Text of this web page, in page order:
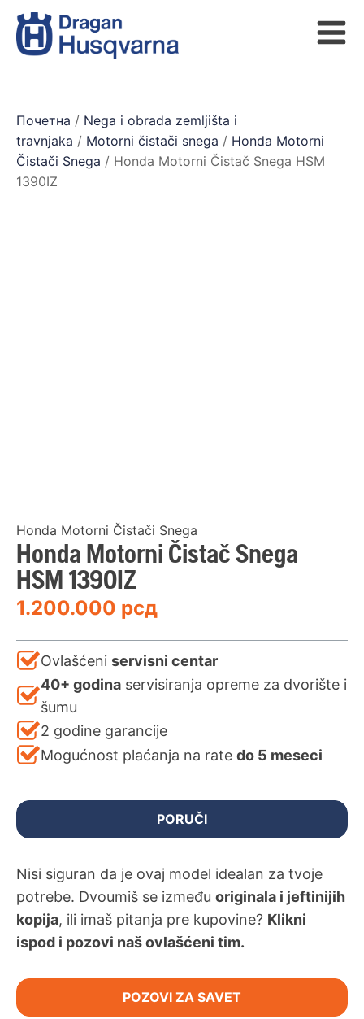
Почетна / Nega i obrada zemljišta i
travnjaka / Motorni čistači snega / Honda Motorni
Čistači Snega / Honda Motorni Čistač Snega HSM
1390IZ
Honda Motorni Čistači Snega
Honda Motorni Čistač Snega
HSM 1390IZ
1.200.000 рсд
Ovlašćeni servisni centar
40+ godina servisiranja opreme za dvorište i
šumu
2 godine garancije
Mogućnost plaćanja na rate do 5 meseci
PORUČI
Nisi siguran da je ovaj model idealan za tvoje
potrebe. Dvoumiš se između originala i jeftinijih
kopija, ili imaš pitanja pre kupovine? Klikni
ispod i pozovi naš ovlašćeni tim.
POZOVI ZA SAVET